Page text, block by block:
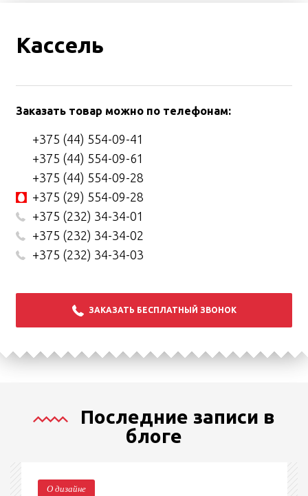
Кассель
Заказать товар можно по телефонам:
+375 (44) 554-09-41
+375 (44) 554-09-61
+375 (44) 554-09-28
+375 (29) 554-09-28
+375 (232) 34-34-01
+375 (232) 34-34-02
+375 (232) 34-34-03
ЗАКАЗАТЬ БЕСПЛАТНЫЙ ЗВОНОК
Последние записи в
блоге
О дизайне